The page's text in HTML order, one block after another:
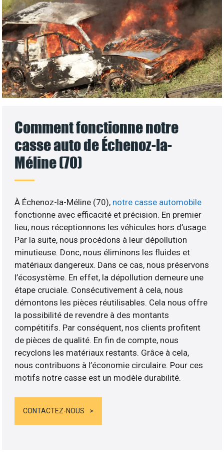
Comment fonctionne notre
casse auto de Échenoz-la-
Méline (70)
À Échenoz-la-Méline (70), notre casse automobile
fonctionne avec efficacité et précision. En premier
lieu, nous réceptionnons les véhicules hors d’usage.
Par la suite, nous procédons à leur dépollution
minutieuse. Donc, nous éliminons les fluides et
matériaux dangereux. Dans ce cas, nous préservons
l’écosystème. En effet, la dépollution demeure une
étape cruciale. Consécutivement à cela, nous
démontons les pièces réutilisables. Cela nous offre
la possibilité de revendre à des montants
compétitifs. Par conséquent, nos clients profitent
de pièces de qualité. En fin de compte, nous
recyclons les matériaux restants. Grâce à cela,
nous contribuons à l’économie circulaire. Pour ces
motifs notre casse est un modèle durabilité.
CONTACTEZ-NOUS